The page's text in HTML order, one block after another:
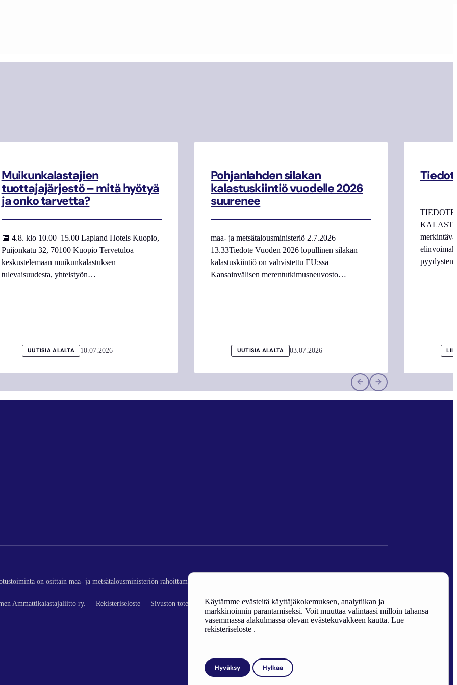
Käytämme evästeitä käyttäjäkokemuksen, analytiikan ja
markkinoinnin parantamiseksi. Voit muuttaa valintaasi milloin tahansa
vasemmassa alakulmassa olevan evästekuvakkeen kautta. Lue
rekisteriseloste .
Hyväksy Hylkää
Muikunkalastajien
tuottajajärjestö – mitä hyötyä
ja onko tarvetta?
📅 4.8. klo 10.00–15.00 Lapland Hotels Kuopio,
Puijonkatu 32, 70100 Kuopio Tervetuloa
keskustelemaan muikunkalastuksen
tulevaisuudesta, yhteistyön…
UUTISIA ALALTA 10.07.2026
Pohjanlahden silakan
kalastuskiintiö vuodelle 2026
suurenee
maa- ja metsätalousministeriö 2.7.2026
13.33Tiedote Vuoden 2026 lopullinen silakan
kalastuskiintiö on vahvistettu EU:ssa
Kansainvälisen merentutkimusneuvosto…
UUTISIA ALALTA 03.07.2026
pyydysten
on osittain maa- ja metsätalousministeriön rahoittamaa (kalatalouden edistäminen).
Ammattikalastajaliitto ry. Rekisteriseloste Sivuston toteutus